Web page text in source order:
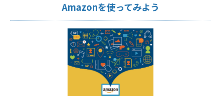
Amazonを使ってみよう